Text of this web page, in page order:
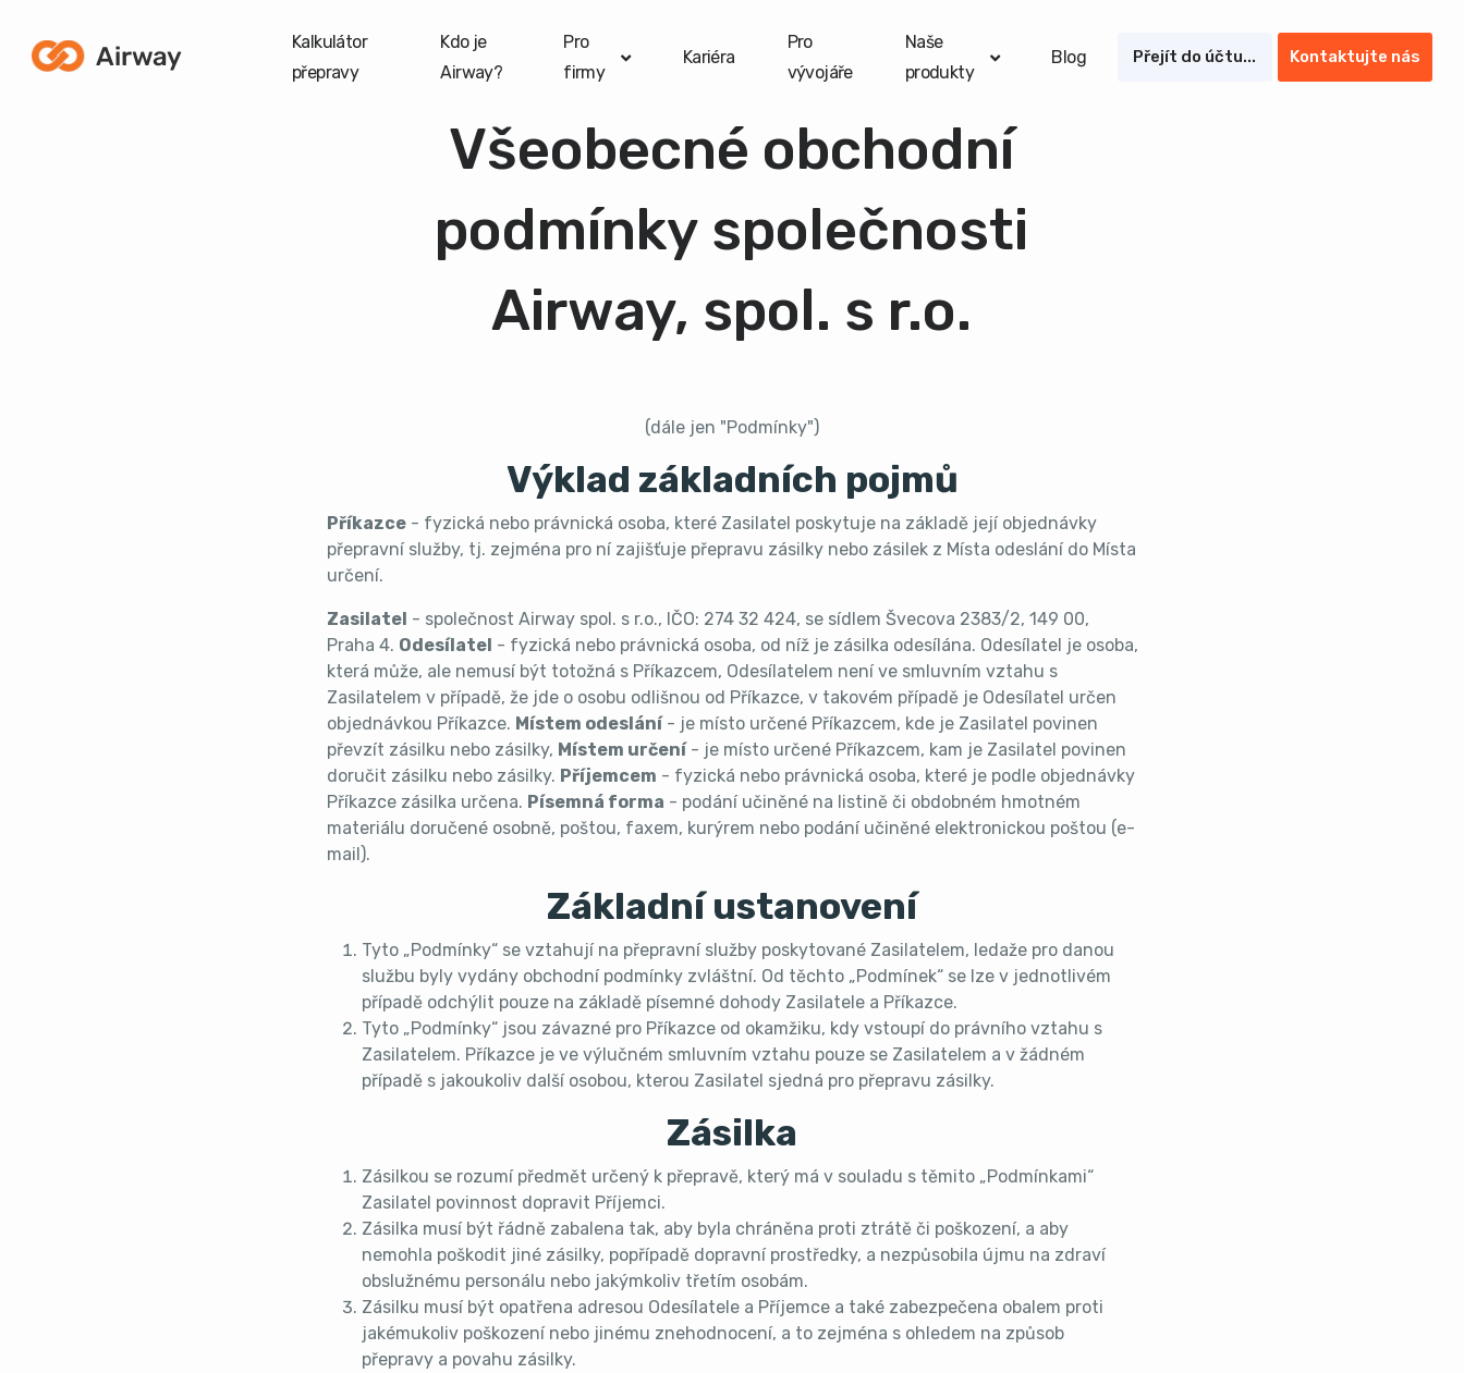
Kalkulátor
přepravy
Kdo je
Airway?
Pro
firmy
Kariéra
Pro
vývojáře
Naše
produkty
Blog Přejít do účtu... Kontaktujte nás
Všeobecné obchodní
podmínky společnosti
Airway, spol. s r.o.
(dále jen "Podmínky")
Výklad základních pojmů
Příkazce- fyzická nebo právnická osoba, které Zasilatel poskytuje na základě její objednávky
přepravní služby, tj. zejména pro ní zajišťuje přepravu zásilky nebo zásilek z Místa odeslání do Místa
určení.
Zasilatel - společnost Airway spol. s r.o., IČO: 274 32 424, se sídlem Švecova 2383/2, 149 00,
Praha 4. Odesílatel - fyzická nebo právnická osoba, od níž je zásilka odesílána. Odesílatel je osoba,
která může, ale nemusí být totožná s Příkazcem, Odesílatelem není ve smluvním vztahu s
Zasilatelem v případě, že jde o osobu odlišnou od Příkazce, v takovém případě je Odesílatel určen
objednávkou Příkazce. Místem odeslání- je místo určené Příkazcem, kde je Zasilatel povinen
převzít zásilku nebo zásilky, Místem určení- je místo určené Příkazcem, kam je Zasilatel povinen
doručit zásilku nebo zásilky. Příjemcem - fyzická nebo právnická osoba, které je podle objednávky
Příkazce zásilka určena. Písemná forma - podání učiněné na listině či obdobném hmotném
materiálu doručené osobně, poštou, faxem, kurýrem nebo podání učiněné elektronickou poštou (e-
mail).
Základní ustanovení
Tyto „Podmínky“ se vztahují na přepravní služby poskytované Zasilatelem, ledaže pro danou
službu byly vydány obchodní podmínky zvláštní. Od těchto „Podmínek“ se lze v jednotlivém
případě odchýlit pouze na základě písemné dohody Zasilatele a Příkazce.
Tyto „Podmínky“ jsou závazné pro Příkazce od okamžiku, kdy vstoupí do právního vztahu s
Zasilatelem. Příkazce je ve výlučném smluvním vztahu pouze se Zasilatelem a v žádném
případě s jakoukoliv další osobou, kterou Zasilatel sjedná pro přepravu zásilky.
Zásilka
Zásilkou se rozumí předmět určený k přepravě, který má v souladu s těmito „Podmínkami“
Zasilatel povinnost dopravit Příjemci.
Zásilka musí být řádně zabalena tak, aby byla chráněna proti ztrátě či poškození, a aby
nemohla poškodit jiné zásilky, popřípadě dopravní prostředky, a nezpůsobila újmu na zdraví
obslužnému personálu nebo jakýmkoliv třetím osobám.
Zásilku musí být opatřena adresou Odesílatele a Příjemce a také zabezpečena obalem proti
jakémukoliv poškození nebo jinému znehodnocení, a to zejména s ohledem na způsob
přepravy a povahu zásilky.